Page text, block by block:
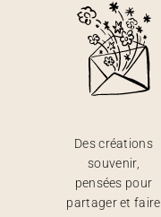
Des créations
souvenir,
pensées pour
partager et faire